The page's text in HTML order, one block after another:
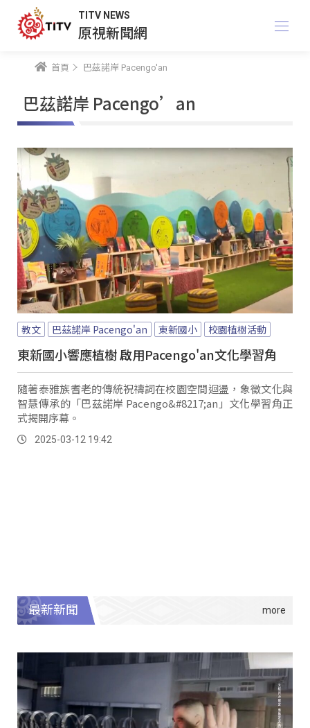
TITV NEWS
原視新聞網
首頁 巴茲諾岸 Pacengo'an
巴茲諾岸 Pacengo’an
教文 巴茲諾岸 Pacengo'an 東新國小 校園植樹活動
東新國小響應植樹 啟用Pacengo'an文化學習角
隨著泰雅族耆老的傳統祝禱詞在校園空間迴盪，象徵文化與
智慧傳承的「巴茲諾岸 Pacengo&#8217;an」文化學習角正
式揭開序幕。
2025-03-12 19:42
最新新聞